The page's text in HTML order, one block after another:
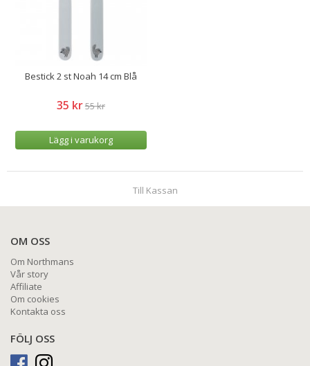
Bestick 2 st Noah 14 cm Blå
35 kr55 kr
Lägg i varukorg
Till Kassan
OM OSS
Om Northmans
Vår story
Affiliate
Om cookies
Kontakta oss
FÖLJ OSS